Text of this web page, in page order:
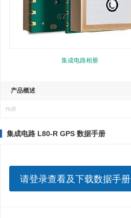
集成电路相册
产品概述
null
集成电路 L80-R GPS 数据手册
请登录查看及下载数据手册